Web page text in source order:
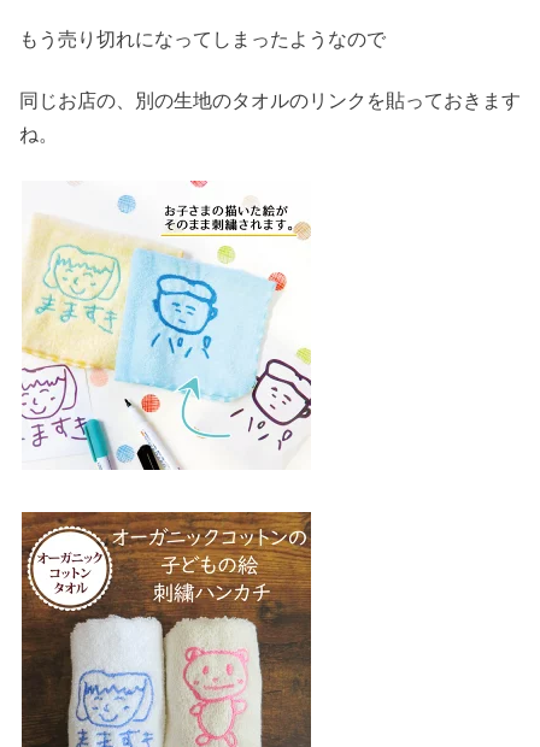
もう売り切れになってしまったようなので
同じお店の、別の生地のタオルのリンクを貼っておきます
ね。